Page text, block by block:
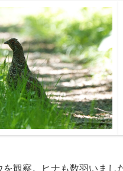
観察。ヒナも数羽いま